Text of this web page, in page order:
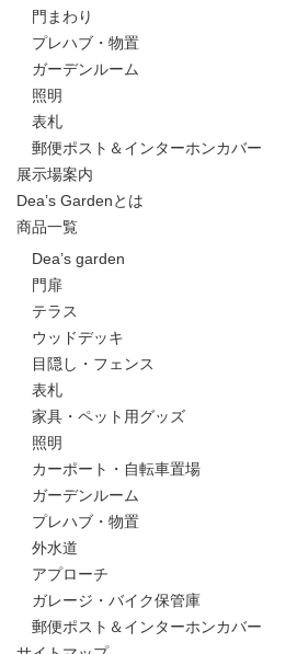
門まわり
プレハブ・物置
ガーデンルーム
照明
表札
郵便ポスト＆インターホンカバー
展示場案内
Dea’s Gardenとは
商品一覧
Dea’s garden
門扉
テラス
ウッドデッキ
目隠し・フェンス
表札
家具・ペット用グッズ
照明
カーポート・自転車置場
ガーデンルーム
プレハブ・物置
外水道
アプローチ
ガレージ・バイク保管庫
郵便ポスト＆インターホンカバー